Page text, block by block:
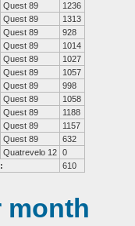
Quest 89
1236
Quest 89
1313
Quest 89
928
Quest 89
1014
Quest 89
1027
Quest 89
1057
Quest 89
998
Quest 89
1058
Quest 89
1188
Quest 89
1157
Quest 89
632
Quatrevelo 12 0
610
month